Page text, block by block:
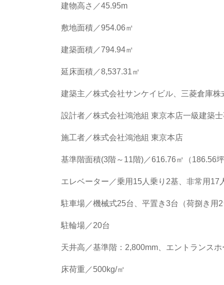
建物高さ／45.95m
敷地面積／954.06㎡
建築面積／794.94㎡
延床面積／8,537.31㎡
建築主／株式会社サンケイビル、三菱倉庫株
設計者／株式会社鴻池組 東京本店一級建築
施工者／株式会社鴻池組 東京本店
基準階面積(3階～11階)／616.76㎡（186.56
エレベーター／乗用15人乗り2基、非常用17
駐車場／機械式25台、平置き3台（荷捌き用
駐輪場／20台
天井高／基準階：2,800mm、エントランス
床荷重／500kg/㎡